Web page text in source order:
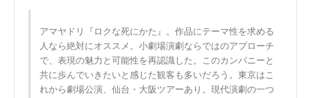
アマヤドリ『ロクな死にかた』。作品にテーマ性を求める
人なら絶対にオススメ。小劇場演劇ならではのアプローチ
で、表現の魅力と可能性を再認識した。このカンパニーと
共に歩んでいきたいと感じた観客も多いだろう。東京はこ
れから劇場公演、仙台・大阪ツアーあり。現代演劇の一つ